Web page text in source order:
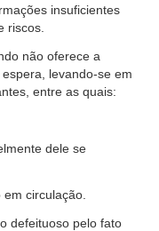
insuficientes
riscos.
não oferece a
levando-se em
entre as quais:
dele se
circulação.
defeituoso pelo fato